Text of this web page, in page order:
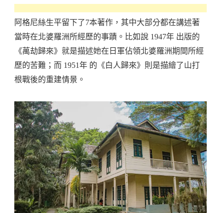
阿格尼絲生平留下了7本著作，其中大部分都在講述著
當時在北婆羅洲所經歷的事蹟。比如說 1947年 出版的
《萬劫歸來》就是描述她在日軍佔領北婆羅洲期間所經
歷的苦難；而 1951年 的《白人歸來》則是描繪了山打
根戰後的重建情景。